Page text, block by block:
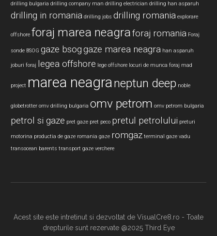
drilling bulgaria drilling company man drilling electrician drilling han asparuh
drilling in romania drilling jobs drilling romania explorare
offshore foraj marea neagraforaj romania Foraj
sonde BSOG gaze bsoggaze marea neagra han asparuh
joburi foraj legea offshore lege offshore locuri de munca foraj mad
project marea neagraneptun deep noble
globetrotter omv drilling bulgaria omv petrom omv petrom bulgaria
petrol si gaze pret gaze pret peco pretul petrolului preturi
motorina productia de gaze romania gaze romgaz terminal gaze vadu
transocean barents transport gaze verchere
Acest site este intretinut si dezvoltat de VisualCre8.ro - Toate
drepturile sunt rezervate @2025 Third Eye